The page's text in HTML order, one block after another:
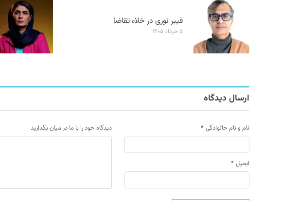
فیبر نوری در خلاء تقاضا
۵ خرداد ۱۴۰۵
ارسال دیدگاه
نام و نام خانوادگی *
ایمیل *
دیدگاه خود را با ما در میان بگذارید